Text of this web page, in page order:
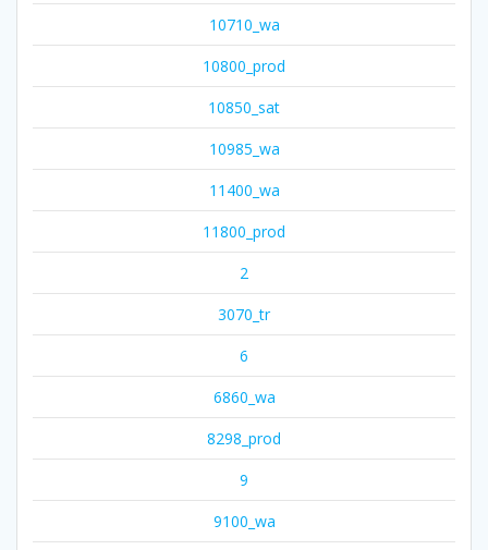
10710_wa
10800_prod
10850_sat
10985_wa
11400_wa
11800_prod
2
3070_tr
6
6860_wa
8298_prod
9
9100_wa